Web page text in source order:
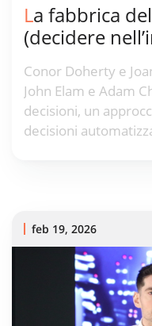
La fabbrica delle decisioni
(decidere
Conor Doherty e
John Elam e Adam
decisioni, un
decisioni
feb 19, 2026